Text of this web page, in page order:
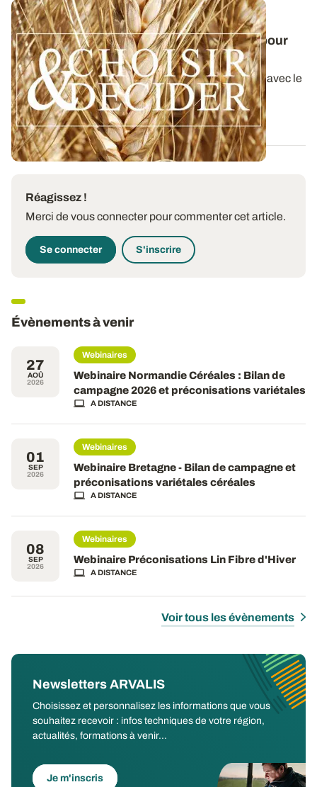
SUD-OUEST
Blé dur : téléchargez nos préconisations pour
les semis 2026
Retrouvez les préconisations 2026/2027 en blé dur avec le
guide régional Choisir et...
31 JUILL. 2026
Réagissez !
Merci de vous connecter pour commenter cet article.
Se connecter S'inscrire
Évènements à venir
27
AOÛ
2026
Webinaires
Webinaire Normandie Céréales : Bilan de
campagne 2026 et préconisations variétales
A DISTANCE
01
SEP
2026
Webinaires
Webinaire Bretagne - Bilan de campagne et
préconisations variétales céréales
A DISTANCE
08
SEP
2026
Webinaires
Webinaire Préconisations Lin Fibre d'Hiver
A DISTANCE
Voir tous les évènements
Newsletters ARVALIS
Choisissez et personnalisez les informations que vous
souhaitez recevoir : infos techniques de votre région,
actualités, formations à venir...
Je m'inscris